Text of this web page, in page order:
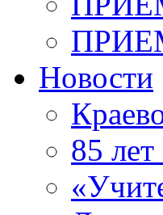
Новости
85